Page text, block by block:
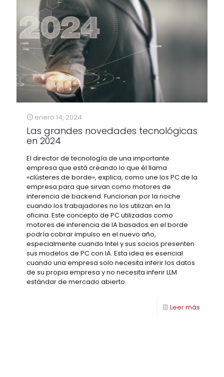
enero 14, 2024
Las grandes novedades tecnológicas
en 2024
El director de tecnología de una importante
empresa que está creando lo que él llama
«clústeres de borde», explica, como une los PC de la
empresa para que sirvan como motores de
inferencia de backend. Funcionan por la noche
cuando los trabajadores no los utilizan en la
oficina. Este concepto de PC utilizadas como
motores de inferencia de IA basados en el borde
podría cobrar impulso en el nuevo año,
especialmente cuando Intel y sus socios presenten
sus modelos de PC con IA. Esta idea es esencial
cuando una empresa solo necesita inferir los datos
de su propia empresa y no necesita inferir LLM
estándar de mercado abierto.
Leer más